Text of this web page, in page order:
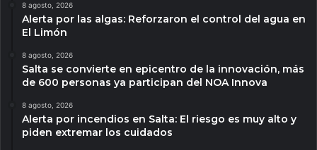
8 agosto, 2026
Alerta por las algas: Reforzaron el control del agua en
El Limón
8 agosto, 2026
Salta se convierte en epicentro de la innovación, más
de 600 personas ya participan del NOA Innova
8 agosto, 2026
Alerta por incendios en Salta: El riesgo es muy alto y
piden extremar los cuidados